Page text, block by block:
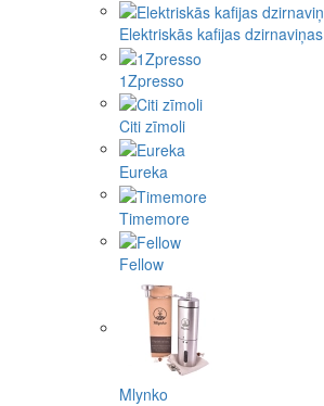
Elektriskās kafijas dzirnaviņas
1Zpresso
Citi zīmoli
Eureka
Timemore
Fellow
Mlynko